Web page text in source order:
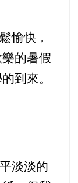
愉快，
的暑假
到來。
淡淡的